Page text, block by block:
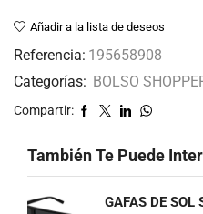
Añadir a la lista de deseos
Referencia: 195658908
Categorías: BOLSO
Compartir:
También Te Puede